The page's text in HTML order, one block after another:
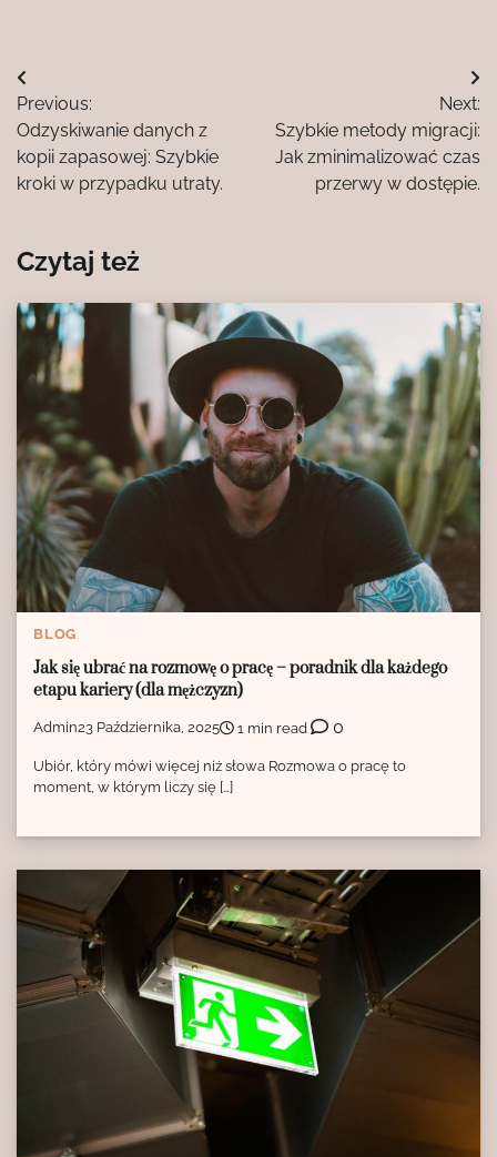
Nawigacja
wpisu
Previous:
Odzyskiwanie danych z
kopii zapasowej: Szybkie
kroki w przypadku utraty.
Next:
Szybkie metody migracji:
Jak zminimalizować czas
przerwy w dostępie.
Czytaj też
BLOG
Jak się ubrać na rozmowę o pracę – poradnik dla każdego
etapu kariery (dla mężczyzn)
Admin23 Października, 2025 1 min read 0
Ubiór, który mówi więcej niż słowa Rozmowa o pracę to
moment, w którym liczy się […]